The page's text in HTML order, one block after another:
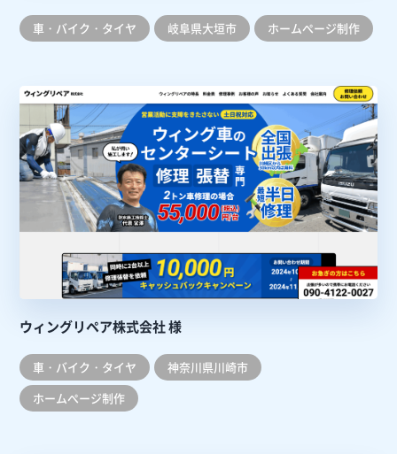
車・バイク・タイヤ 岐阜県大垣市 ホームぺージ制作
ウィングリペア株式会社 様
車・バイク・タイヤ
神奈川県川崎市
ホームぺージ制作